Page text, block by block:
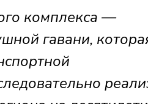
комплекса —
гавани,